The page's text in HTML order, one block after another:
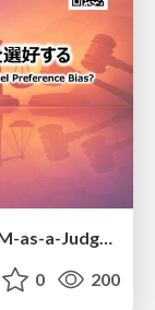
[MIRU26] To What Extent Does MLLM-as-a-Judge Exhibit Cross-Model Preference Bias?
0 200